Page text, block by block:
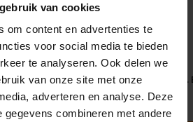
van cookies
om content en advertenties te
voor social media te bieden
te analyseren. Ook delen we
van onze site met onze
adverteren en analyse. Deze
gegevens combineren met andere
JURA Cool Control 0,6 ltr.
199,-